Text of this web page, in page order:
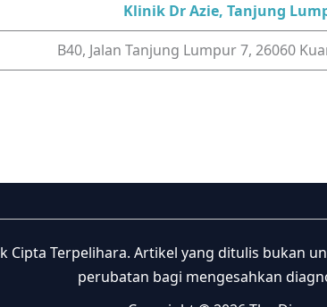
Klinik Dr Azie, Tanjung
B40, Jalan Tanjung Lumpur 7, 26060
Cipta Terpelihara. Artikel yang ditulis
perubatan bagi mengesahkan